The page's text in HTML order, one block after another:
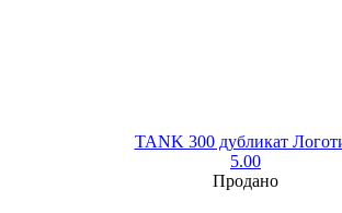
TANK 300 дубликат
5.00
Продано